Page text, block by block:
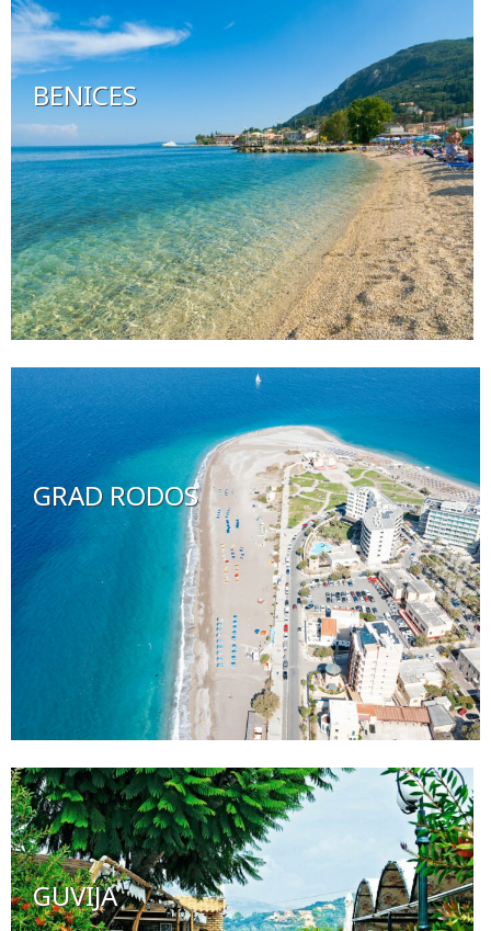
BENICES
GRAD RODOS
GUVIJA